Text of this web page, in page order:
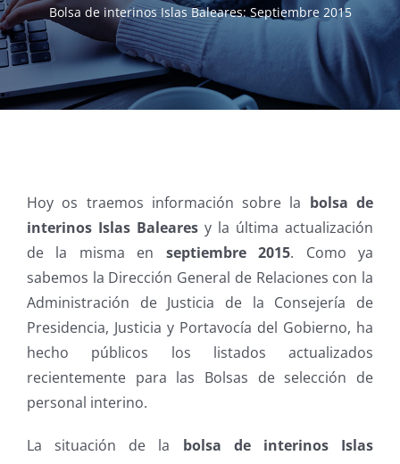
Bolsa de interinos Islas Baleares: Septiembre 2015
Hoy os traemos información sobre la bolsa de
interinos Islas Baleares y la última actualización
de la misma en septiembre 2015. Como ya
sabemos la Dirección General de Relaciones con la
Administración de Justicia de la Consejería de
Presidencia, Justicia y Portavocía del Gobierno, ha
hecho públicos los listados actualizados
recientemente para las Bolsas de selección de
personal interino.
La situación de la bolsa de interinos Islas